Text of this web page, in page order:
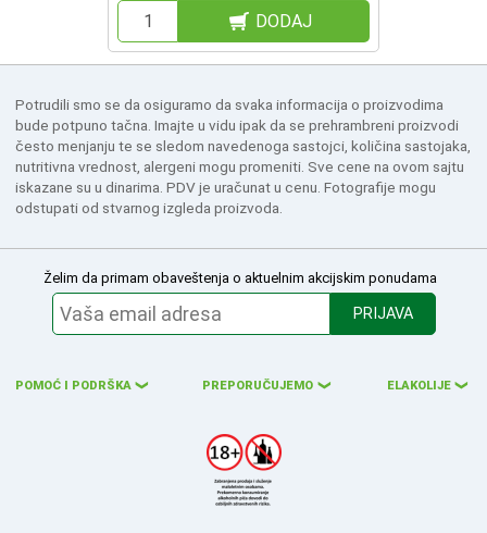
DODAJ
Potrudili smo se da osiguramo da svaka informacija o proizvodima
bude potpuno tačna. Imajte u vidu ipak da se prehrambreni proizvodi
često menjanju te se sledom navedenoga sastojci, količina sastojaka,
nutritivna vrednost, alergeni mogu promeniti. Sve cene na ovom sajtu
iskazane su u dinarima. PDV je uračunat u cenu. Fotografije mogu
odstupati od stvarnog izgleda proizvoda.
Želim da primam obaveštenja o aktuelnim akcijskim ponudama
PRIJAVA
POMOĆ I PODRŠKA ❮ PREPORUČUJEMO ❮ ELAKOLIJE ❮